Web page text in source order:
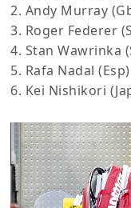
2. Andy Murray
3. Roger Federer
4. Stan Wawrinka
5. Rafa Nadal (Esp)
6. Kei Nishikori